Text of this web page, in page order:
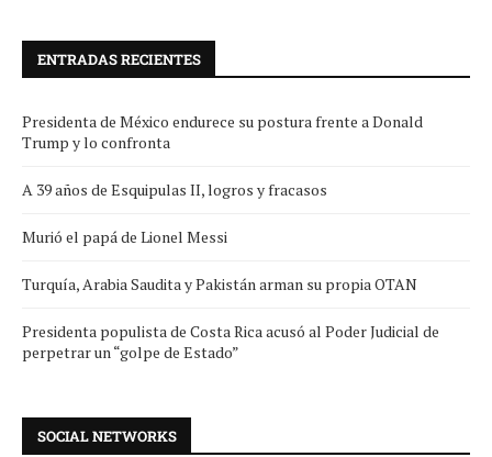
ENTRADAS RECIENTES
Presidenta de México endurece su postura frente a Donald
Trump y lo confronta
A 39 años de Esquipulas II, logros y fracasos
Murió el papá de Lionel Messi
Turquía, Arabia Saudita y Pakistán arman su propia OTAN
Presidenta populista de Costa Rica acusó al Poder Judicial de
perpetrar un “golpe de Estado”
SOCIAL NETWORKS